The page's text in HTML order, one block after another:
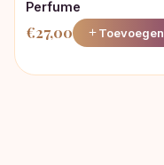
Perfume
€27,00 Toevoegen